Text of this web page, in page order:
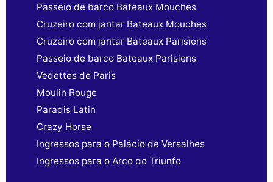
Passeio de barco Bateaux Mouches
Cruzeiro com jantar Bateaux Mouches
Cruzeiro com jantar Bateaux Parisiens
Passeio de barco Bateaux Parisiens
Vedettes de Paris
Moulin Rouge
Paradis Latin
Crazy Horse
Ingressos para o Palácio de Versalhes
Ingressos para o Arco do Triunfo